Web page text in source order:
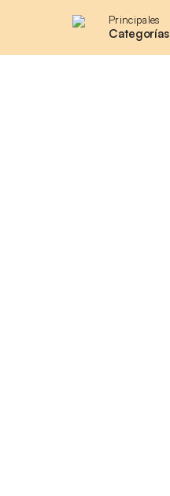
Principales
Categorías